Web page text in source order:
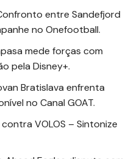
entre Sandefjord
no Onefootball.
mede forças com
pela Disney+.
Bratislava enfrenta
no Canal GOAT.
contra VOLOS – Sintonize